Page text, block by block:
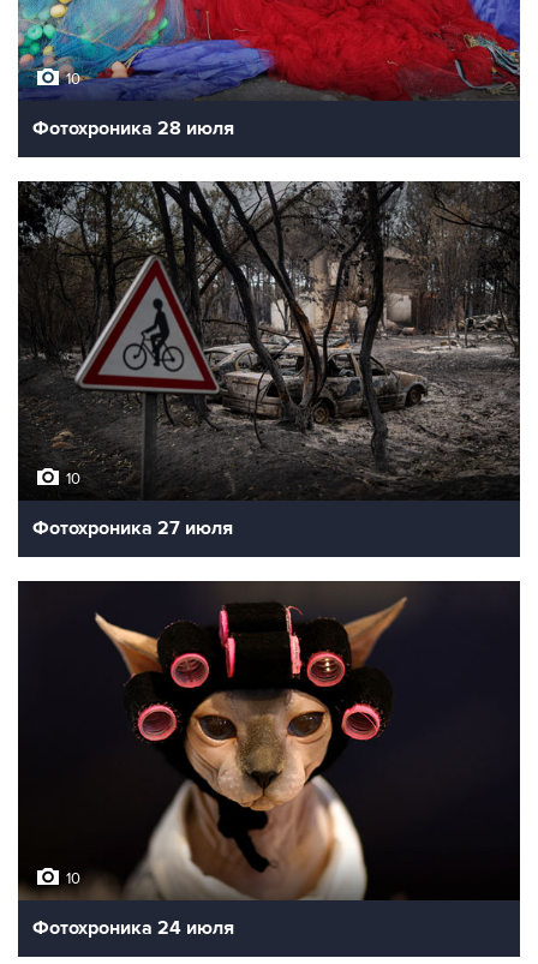
10
Фотохроника 28 июля
10
Фотохроника 27 июля
10
Фотохроника 24 июля